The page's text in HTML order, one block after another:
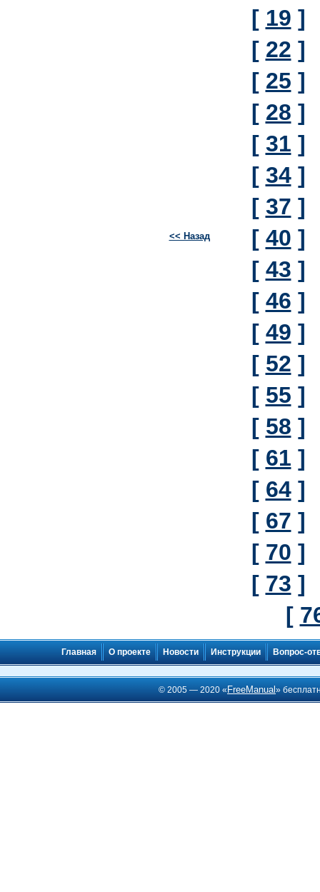
<< Назад
[ 19 ]
[ 22 ]
[ 25 ]
[ 28 ]
[ 31 ]
[ 34]
[ 37 ]
[ 40 ]
[ 43 ]
[ 46 ]
[ 49 ]
[ 52 ]
[ 55 ]
[ 58 ]
[ 61 ]
[ 64]
[ 67 ]
[ 70 ]
[ 73 ]
[
Главная О проекте Новости Инструкции Вопрос-
© 2005 — 2020 « FreeManual»